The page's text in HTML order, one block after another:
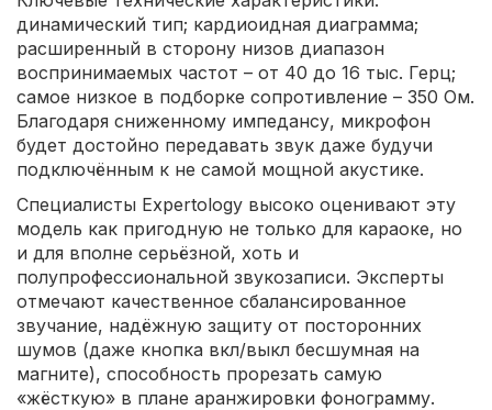
динамический тип; кардиоидная диаграмма;
расширенный в сторону низов диапазон
воспринимаемых частот – от 40 до 16 тыс. Герц;
самое низкое в подборке сопротивление – 350 Ом.
Благодаря сниженному импедансу, микрофон
будет достойно передавать звук даже будучи
подключённым к не самой мощной акустике.
Специалисты Expertology высоко оценивают эту
модель как пригодную не только для караоке, но
и для вполне серьёзной, хоть и
полупрофессиональной звукозаписи. Эксперты
отмечают качественное сбалансированное
звучание, надёжную защиту от посторонних
шумов (даже кнопка вкл/выкл бесшумная на
магните), способность прорезать самую
«жёсткую» в плане аранжировки фонограмму.